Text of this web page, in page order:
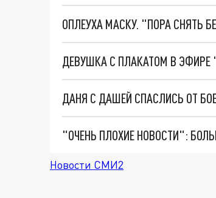
ОПЛЕУХА МАСКУ. "ПОРА СНЯТЬ
ДЕВУШКА С ПЛАКАТОМ В ЭФИРЕ
ДАНЯ С ДАШЕЙ СПАСЛИСЬ ОТ
Новости СМИ2